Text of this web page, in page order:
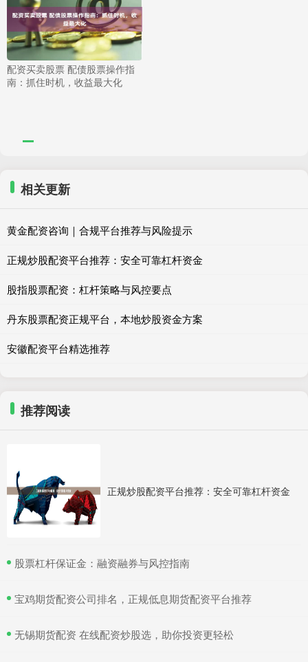
配资买卖股票 配债股票操作指
南：抓住时机，收益最大化
相关更新
黄金配资咨询｜合规平台推荐与风险提示
正规炒股配资平台推荐：安全可靠杠杆资金
股指股票配资：杠杆策略与风控要点
丹东股票配资正规平台，本地炒股资金方案
安徽配资平台精选推荐
推荐阅读
正规炒股配资平台推荐：安全可靠杠杆资金
​股票杠杆保证金：融资融券与风控指南
​宝鸡期货配资公司排名，正规低息期货配资平台推荐
​无锡期货配资 在线配资炒股选，助你投资更轻松